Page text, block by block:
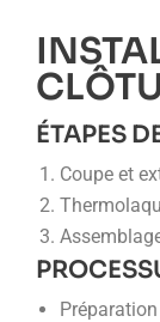
ÉTAPES
Coupe et